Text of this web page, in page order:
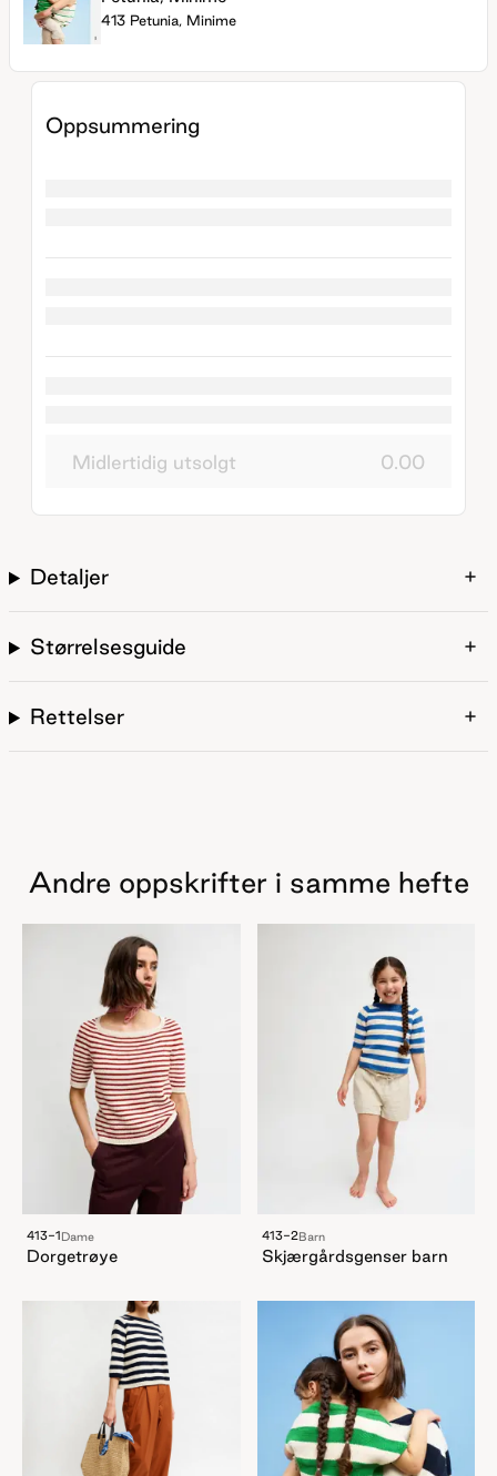
413 Petunia, Minime
Oppsummering
Midlertidig utsolgt 0.00
Detaljer
Størrelsesguide
Rettelser
Andre oppskrifter i samme hefte
413-1Dame
Dorgetrøye
413-2Barn
Skjærgårdsgenser barn